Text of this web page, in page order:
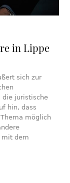
in Lippe
sich zur
die juristische
hin, dass
möglich
mit dem